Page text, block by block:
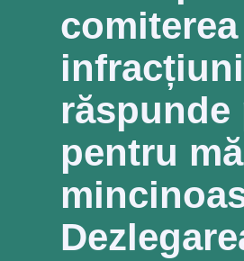
răspunde
pentru